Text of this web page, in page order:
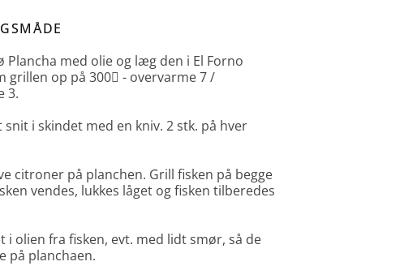
Plancha med olie og læg den i El Forno
grillen op på 300 - overvarme 7 /
3.
snit i skindet med en kniv. 2 stk. på hver
citroner på planchen. Grill fisken på begge
vendes, lukkes låget og fisken tilberedes
i olien fra fisken, evt. med lidt smør, så de
på planchaen.